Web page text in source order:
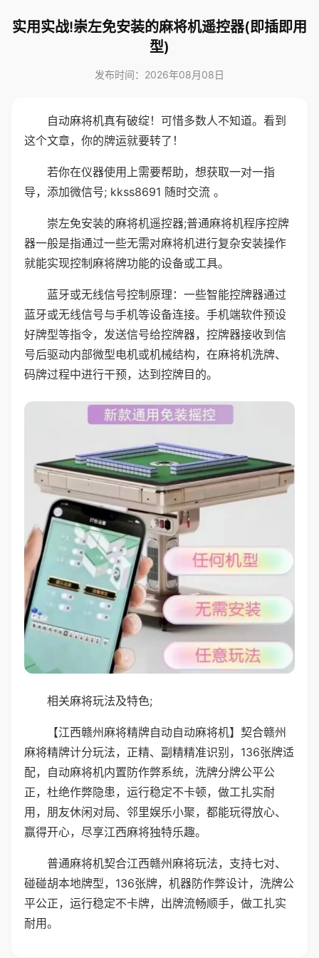
实用实战!崇左免安装的麻将机遥控器(即插即用
型)
发布时间：2026年08月08日
自动麻将机真有破绽！可惜多数人不知道。看到
这个文章，你的牌运就要转了！
若你在仪器使用上需要帮助，想获取一对一指
导，添加微信号; kkss8691 随时交流 。
崇左免安装的麻将机遥控器;普通麻将机程序控牌
器一般是指通过一些无需对麻将机进行复杂安装操作
就能实现控制麻将牌功能的设备或工具。
蓝牙或无线信号控制原理：一些智能控牌器通过
蓝牙或无线信号与手机等设备连接。手机端软件预设
好牌型等指令，发送信号给控牌器，控牌器接收到信
号后驱动内部微型电机或机械结构，在麻将机洗牌、
码牌过程中进行干预，达到控牌目的。
相关麻将玩法及特色;
【江西赣州麻将精牌自动自动麻将机】契合赣州
麻将精牌计分玩法，正精、副精精准识别，136张牌适
配，自动麻将机内置防作弊系统，洗牌分牌公平公
正，杜绝作弊隐患，运行稳定不卡顿，做工扎实耐
用，朋友休闲对局、邻里娱乐小聚，都能玩得放心、
赢得开心，尽享江西麻将独特乐趣。
普通麻将机契合江西赣州麻将玩法，支持七对、
碰碰胡本地牌型，136张牌，机器防作弊设计，洗牌公
平公正，运行稳定不卡牌，出牌流畅顺手，做工扎实
耐用。